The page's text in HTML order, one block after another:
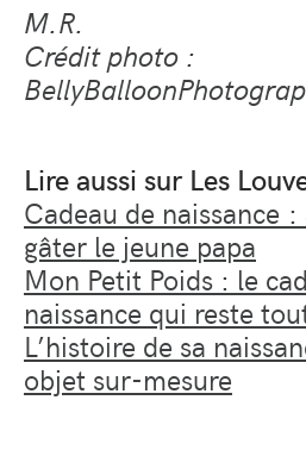
M.R.
Crédit photo :
Lire aussi sur Les
Cadeau de naissance
gâter le jeune papa
Mon Petit Poids : le
naissance qui reste
L’histoire de sa
objet sur-mesure